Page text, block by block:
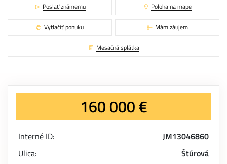
Poslať známemu Poloha na mape
Vytlačiť ponuku Mám záujem
Mesačná splátka
160 000 €
Interné ID:
JM13046860
Ulica:
Štúrová